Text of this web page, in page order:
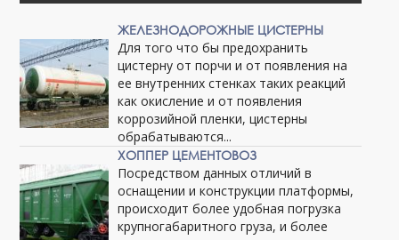
ЖЕЛЕЗНОДОРОЖНЫЕ ЦИСТЕРНЫ
Для того что бы предохранить
цистерну от порчи и от появления на
ее внутренних стенках таких реакций
как окисление и от появления
коррозийной пленки, цистерны
обрабатываются...
ХОППЕР ЦЕМЕНТОВОЗ
Посредством данных отличий в
оснащении и конструкции платформы,
происходит более удобная погрузка
крупногабаритного груза, и более